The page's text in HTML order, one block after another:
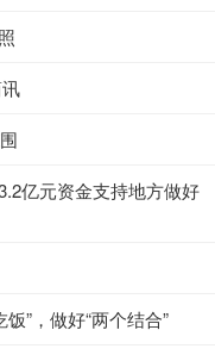
亿元资金支持地方做好
”，做好“两个结合”